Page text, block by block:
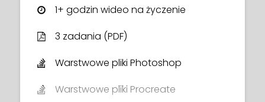
1+ godzin wideo na życzenie
3 zadania (PDF)
Warstwowe pliki Photoshop
Warstwowe pliki Procreate